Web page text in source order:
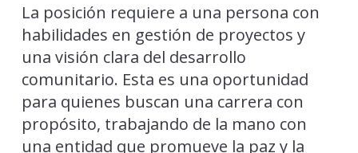
La posición requiere a una persona con
habilidades en gestión de proyectos y
una visión clara del desarrollo
comunitario. Esta es una oportunidad
para quienes buscan una carrera con
propósito, trabajando de la mano con
una entidad que promueve la paz y la